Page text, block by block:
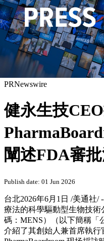
PRNewswire
健永生技
闡述FDA審
Publish date: 01 Jun 2026
台北2026年6月1日 /美通社/
療法的科學驅動型生物技
碼：MENS）（以下簡稱 「
介紹了其創始人兼首席執